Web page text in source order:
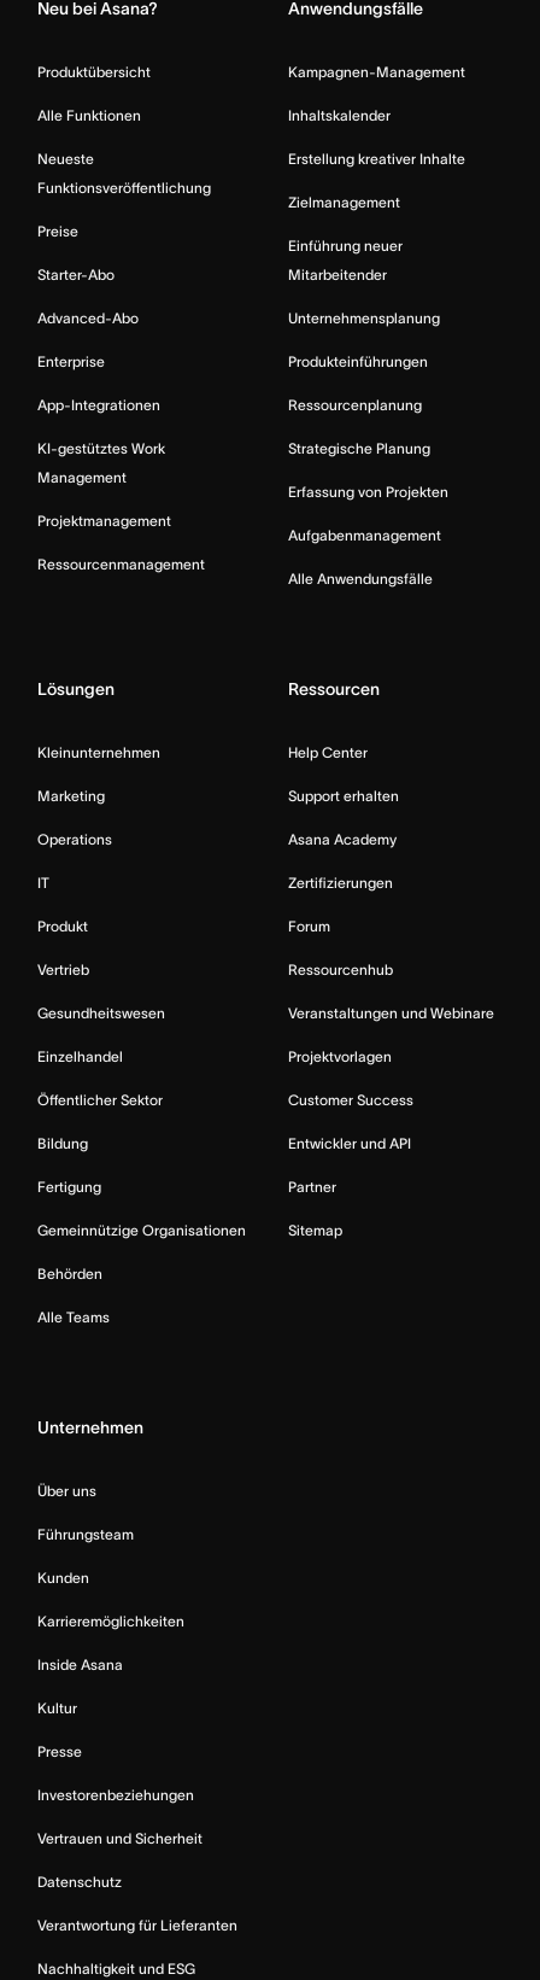
Neu bei Asana?
Produktübersicht
Alle Funktionen
Neueste
Funktionsveröffentlichung
Preise
Starter-Abo
Advanced-Abo
Enterprise
App-Integrationen
KI-gestütztes Work
Management
Projektmanagement
Ressourcenmanagement
Anwendungsfälle
Kampagnen-Management
Inhaltskalender
Erstellung kreativer Inhalte
Zielmanagement
Einführung neuer
Mitarbeitender
Unternehmensplanung
Produkteinführungen
Ressourcenplanung
Strategische Planung
Erfassung von Projekten
Aufgabenmanagement
Alle Anwendungsfälle
Lösungen
Kleinunternehmen
Marketing
Operations
IT
Produkt
Vertrieb
Gesundheitswesen
Einzelhandel
Öffentlicher Sektor
Bildung
Fertigung
Gemeinnützige Organisationen
Behörden
Alle Teams
Ressourcen
Help Center
Support erhalten
Asana Academy
Zertifizierungen
Forum
Ressourcenhub
Veranstaltungen und Webinare
Projektvorlagen
Customer Success
Entwickler und API
Partner
Sitemap
Unternehmen
Über uns
Führungsteam
Kunden
Karrieremöglichkeiten
Inside Asana
Kultur
Presse
Investorenbeziehungen
Vertrauen und Sicherheit
Datenschutz
Verantwortung für Lieferanten
Nachhaltigkeit und ESG